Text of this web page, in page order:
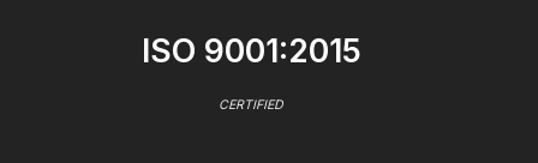
ISO 9001:2015
CERTIFIED